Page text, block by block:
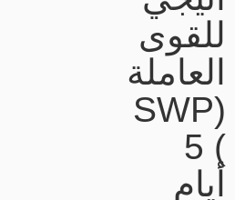
للقوى
العاملة
(SWP
) 5
أيام